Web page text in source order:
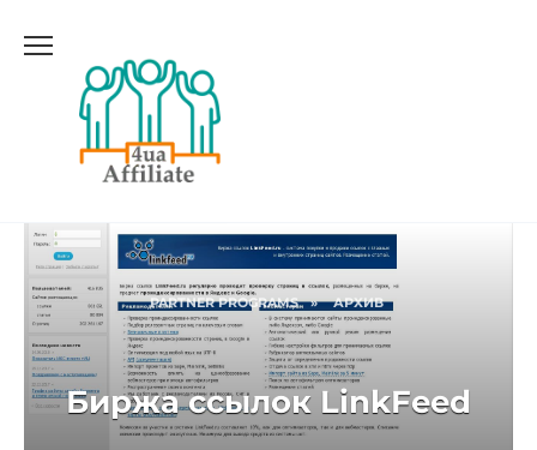
PARTNER PROGRAMS » АРХИВ
Биржа ссылок LinkFeed